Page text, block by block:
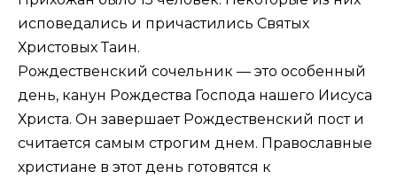
исповедались и причастились Святых
Христовых Таин.
Рождественский сочельник — это особенный
день, канун Рождества Господа нашего Иисуса
Христа. Он завершает Рождественский пост и
считается самым строгим днем. Православные
христиане в этот день готовятся к